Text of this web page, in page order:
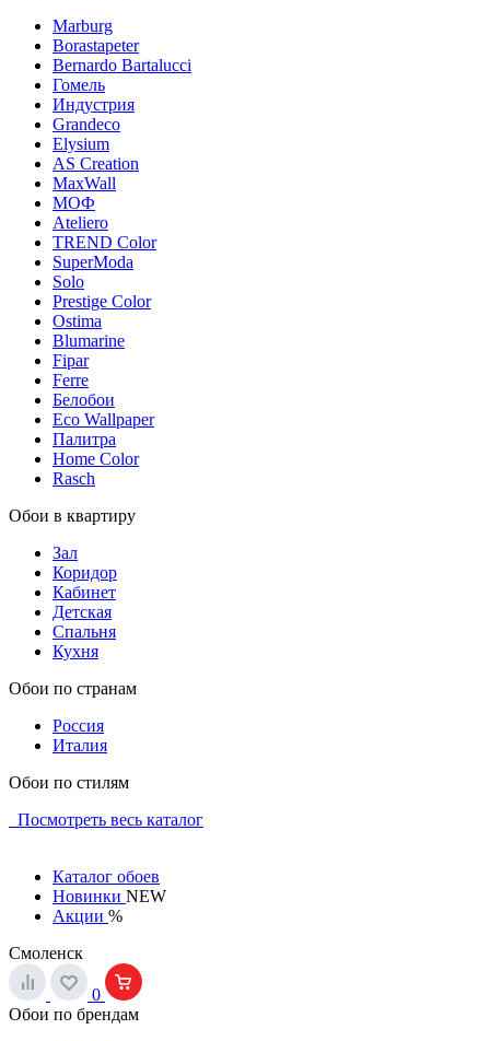
Marburg
Borastapeter
Bernardo Bartalucci
Гомель
Индустрия
Grandeco
Elysium
AS Creation
MaxWall
МОФ
Ateliero
TREND Color
SuperModa
Solo
Prestige Color
Ostima
Blumarine
Fipar
Ferre
Белобои
Eco Wallpaper
Палитра
Home Color
Rasch
Обои в квартиру
Зал
Коридор
Кабинет
Детская
Спальня
Кухня
Обои по странам
Россия
Италия
Обои по стилям
Посмотреть весь каталог
Каталог обоев
Новинки NEW
Акции %
Смоленск
0
Обои по брендам